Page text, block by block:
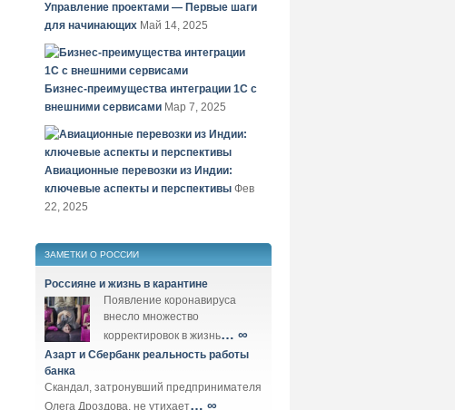
Управление проектами — Первые шаги
для начинающих Май 14, 2025
Бизнес-преимущества интеграции 1С с
внешними сервисами Мар 7, 2025
Авиационные перевозки из Индии:
ключевые аспекты и перспективы Фев
22, 2025
ЗАМЕТКИ О РОССИИ
Россияне и жизнь в карантине
Появление коронавируса
внесло множество
корректировок в жизнь… ∞
Азарт и Сбербанк реальность работы
банка
Скандал, затронувший предпринимателя
Олега Дроздова, не утихает… ∞